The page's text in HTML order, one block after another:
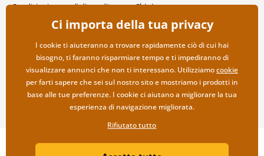
Condizioni generali di vendita e
Politica sulla privacy
Opzioni di spedizione e
pagamento
Reso della merce
Chi siamo
FAQ
Contatti
Collaborazione all’ingrosso
Copyright ©2019 © Dovido.it.
Ci importa della tua privacy
I cookie ti aiuteranno a trovare rapidamente ciò di cui hai
bisogno, ti faranno risparmiare tempo e ti impediranno di
visualizzare annunci che non ti interessano. Utilizziamocookie
per farti sapere che sei sul nostro sito e mostriamo i prodotti in
base alle tue preferenze. I cookie ci aiutano a migliorare la tua
esperienza di navigazione migliorata.
Rifiutato tutto